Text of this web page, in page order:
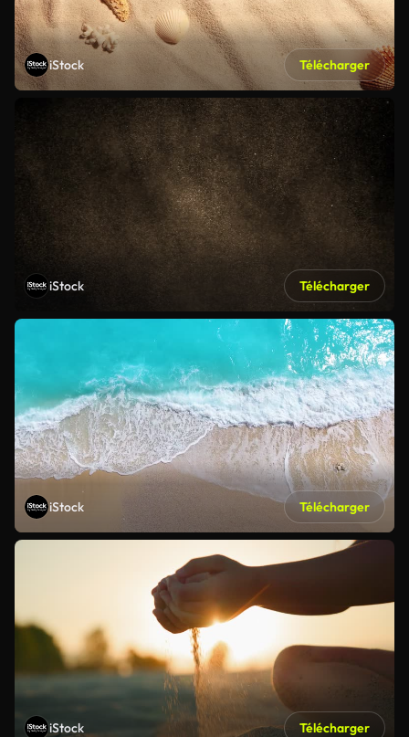
iStock Télécharger
iStock Télécharger
iStock Télécharger
iStock Télécharger